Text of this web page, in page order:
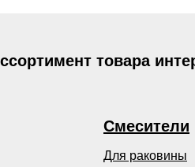
Смесители
Для раковины
товара